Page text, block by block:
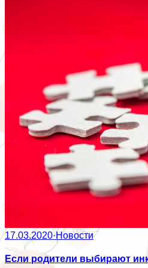
17.03.2020·Новости
Если родители выбирают